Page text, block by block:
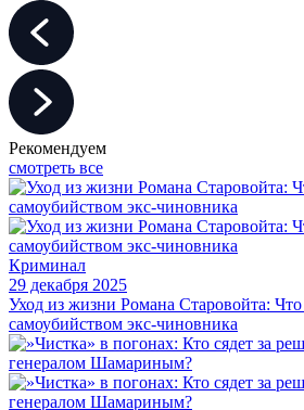
Рекомендуем
смотреть все
Криминал
29 декабря 2025
Уход из жизни Романа Старовойта: Что
самоубийством экс-чиновника